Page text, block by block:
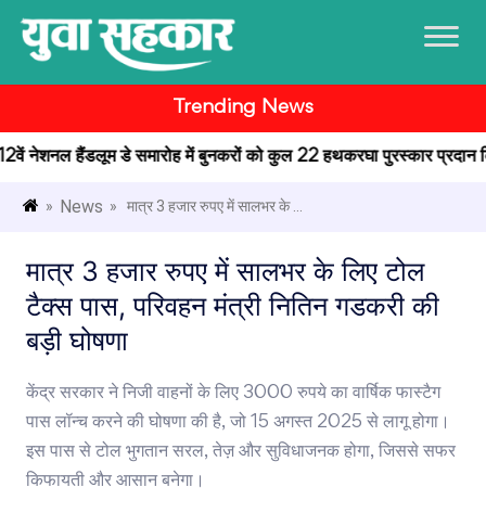
Trending News
नेशनल हैंडलूम डे समारोह में बुनकरों को कुल 22 हथकरघा पुरस्कार प्रदान किए
» News » मात्र 3 हजार रुपए में सालभर के ...
मात्र 3 हजार रुपए में सालभर के लिए टोल
टैक्स पास, परिवहन मंत्री नितिन गडकरी की
बड़ी घोषणा
केंद्र सरकार ने निजी वाहनों के लिए 3000 रुपये का वार्षिक फास्टैग
पास लॉन्च करने की घोषणा की है, जो 15 अगस्त 2025 से लागू होगा।
इस पास से टोल भुगतान सरल, तेज़ और सुविधाजनक होगा, जिससे सफर
किफायती और आसान बनेगा।